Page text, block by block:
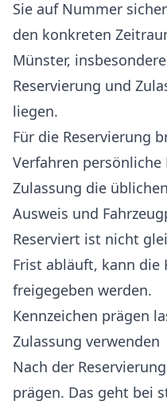
Sie auf Nummer
den konkreten
Münster,
Reservierung und
liegen.
Für die Reservierung
Verfahren
Zulassung die
Ausweis und
Reserviert ist nicht
Frist abläuft, kann
freigegeben werden.
Kennzeichen prägen
Zulassung verwenden
Nach der
prägen. Das geht bei